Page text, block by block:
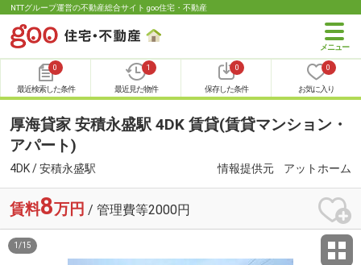
NTTグループ運営の不動産総合サイト goo住宅・不動産
0
最近検索した条件
1
最近見た物件
0
保存した条件
0
お気に入り
厚海貸家 安積永盛駅 4DK 賃貸(賃貸マンション・
アパート)
4DK / 安積永盛駅 情報提供元 アットホーム
賃料8万円 / 管理費等2000円
1 /15